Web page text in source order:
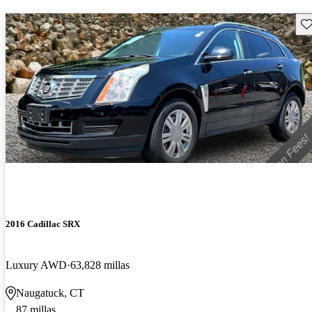
2016 Cadillac SRX
Luxury AWD 63,828 millas
Naugatuck, CT